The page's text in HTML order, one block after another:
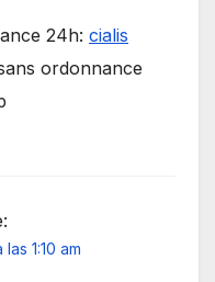
24h: cialis
ordonnance
1:10 am